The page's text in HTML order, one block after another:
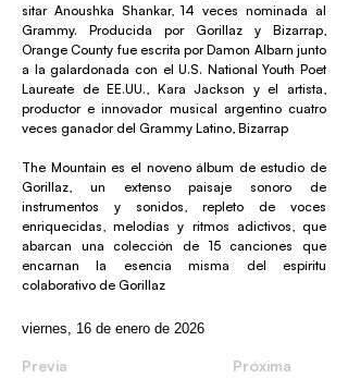
sitar Anoushka Shankar, 14 veces nominada al
Grammy. Producida por Gorillaz y Bizarrap,
Orange County fue escrita por Damon Albarn junto
a la galardonada con el U.S. National Youth Poet
Laureate de EE.UU., Kara Jackson y el artista,
productor e innovador musical argentino cuatro
veces ganador del Grammy Latino, Bizarrap
The Mountain es el noveno álbum de estudio de
Gorillaz, un extenso paisaje sonoro de
instrumentos y sonidos, repleto de voces
enriquecidas, melodías y ritmos adictivos, que
abarcan una colección de 15 canciones que
encarnan la esencia misma del espíritu
colaborativo de Gorillaz
viernes, 16 de enero de 2026
Previa Próxima